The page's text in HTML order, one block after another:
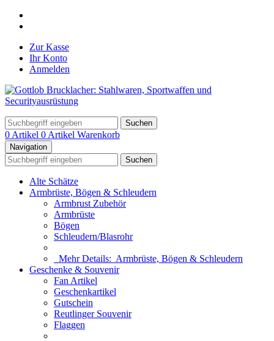
Zur Kasse
Ihr Konto
Anmelden
Suchen
0 Artikel 0 Artikel Warenkorb
Navigation
Suchen
Alte Schätze
Armbrüste, Bögen & Schleudern
Armbrust Zubehör
Armbrüste
Bögen
Schleudern/Blasrohr
Mehr Details: Armbrüste, Bögen & Schleudern
Geschenke & Souvenir
Fan Artikel
Geschenkartikel
Gutschein
Reutlinger Souvenir
Flaggen